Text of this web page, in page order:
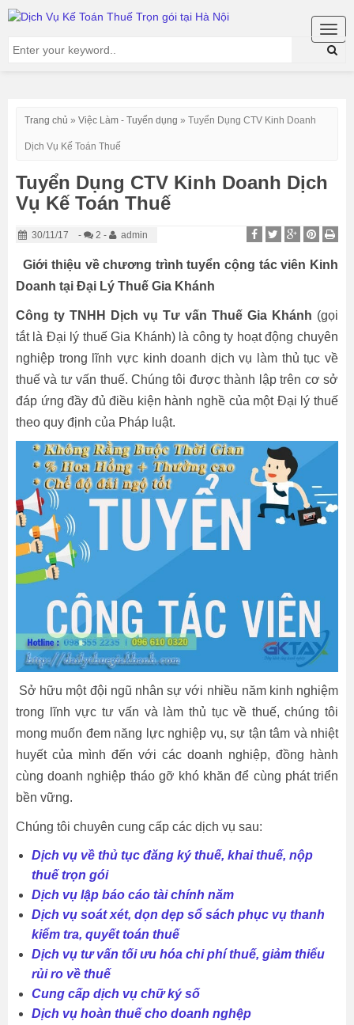
Trang chủ » Việc Làm - Tuyển dụng » Tuyển Dụng CTV Kinh Doanh
Dịch Vụ Kế Toán Thuế
Tuyển Dụng CTV Kinh Doanh Dịch
Vụ Kế Toán Thuế
30/11/17 - 2 - admin
Giới thiệu về chương trình tuyển cộng tác viên Kinh
Doanh tại Đại Lý Thuế Gia Khánh
Công ty TNHH Dịch vụ Tư vấn Thuế Gia Khánh (gọi
tắt là Đại lý thuế Gia Khánh) là công ty hoạt động chuyên
nghiệp trong lĩnh vực kinh doanh dịch vụ làm thủ tục về
thuế và tư vấn thuế. Chúng tôi được thành lập trên cơ sở
đáp ứng đầy đủ điều kiện hành nghề của một Đại lý thuế
theo quy định của Pháp luật.
Sở hữu một đội ngũ nhân sự với nhiều năm kinh nghiệm
trong lĩnh vực tư vấn và làm thủ tục về thuế, chúng tôi
mong muốn đem năng lực nghiệp vụ, sự tận tâm và nhiệt
huyết của mình đến với các doanh nghiệp, đồng hành
cùng doanh nghiệp tháo gỡ khó khăn để cùng phát triển
bền vững.
Chúng tôi chuyên cung cấp các dịch vụ sau:
Dịch vụ về thủ tục đăng ký thuế, khai thuế, nộp
thuế trọn gói
Dịch vụ lập báo cáo tài chính năm
Dịch vụ soát xét, dọn dẹp sổ sách phục vụ thanh
kiểm tra, quyết toán thuế
Dịch vụ tư vấn tối ưu hóa chi phí thuế, giảm thiểu
rủi ro về thuế
Cung cấp dịch vụ chữ ký số
Dịch vụ hoàn thuế cho doanh nghệp